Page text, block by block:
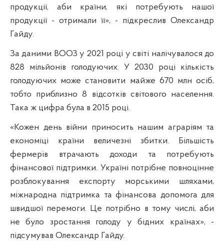
продукції, аби країни, які потребують нашої
продукції - отримали її», - підкреслив Олександр
Гайду.
За даними ВООЗ у 2021 році у світі налічувалося до
828 мільйонів голодуючих. У 2030 році кількість
голодуючих може становити майже 670 млн осіб,
тобто приблизно 8 відсотків світового населення.
Така ж цифра була в 2015 році.
«Кожен день війни приносить нашим аграріям та
економіці країни величезні збитки. Більшість
фермерів втрачають доходи та потребують
фінансової підтримки. Україні потрібне повноцінне
розблокування експорту морськими шляхами,
міжнародна підтримка та фінансова допомога для
швидшої перемоги. Це потрібно в тому числі, аби
не було зростання голоду у бідних країнах», -
підсумував Олександр Гайду.